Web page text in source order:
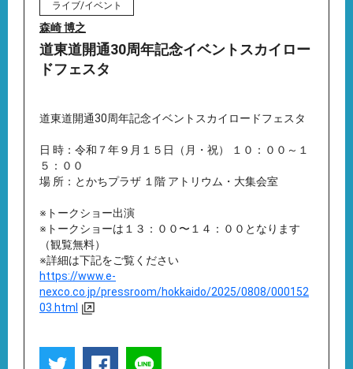
ライブ/イベント
森崎 博之
道東道開通30周年記念イベントスカイロー
ドフェスタ
道東道開通30周年記念イベントスカイロードフェスタ
日 時：令和７年９月１５日（月・祝） １０：００～１
５：００
場 所：とかちプラザ １階 アトリウム・大集会室
※トークショー出演
※トークショーは１３：００〜１４：００となります
（観覧無料）
※詳細は下記をご覧ください
https://www.e-
nexco.co.jp/pressroom/hokkaido/2025/0808/000152
03.html